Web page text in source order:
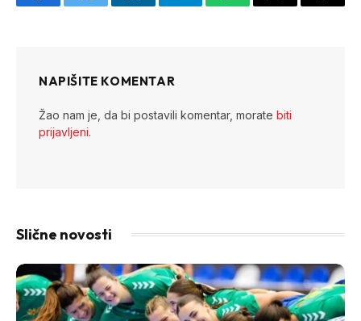
FacebookTwitter LinkedInTelegramWhatsAppEmail
Copy
NAPIŠITE KOMENTAR
Žao nam je, da bi postavili komentar, morate biti
prijavljeni.
Slične novosti